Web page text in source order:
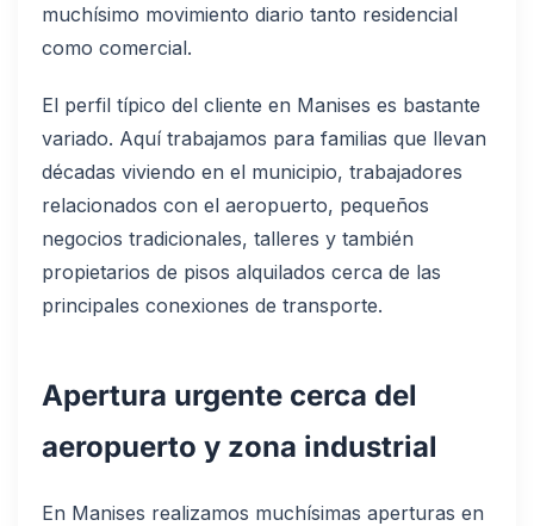
muchísimo movimiento diario tanto residencial
como comercial.
El perfil típico del cliente en Manises es bastante
variado. Aquí trabajamos para familias que llevan
décadas viviendo en el municipio, trabajadores
relacionados con el aeropuerto, pequeños
negocios tradicionales, talleres y también
propietarios de pisos alquilados cerca de las
principales conexiones de transporte.
Apertura urgente cerca del
aeropuerto y zona industrial
En Manises realizamos muchísimas aperturas en